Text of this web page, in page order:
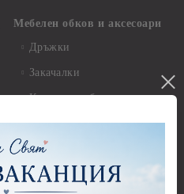
Мебелен обков и аксесоари
Дръжки
Закачалки
Крака за мебели
Други аксесоари, материали
и инструменти
Моливи, маркери, химикали,
пастели и восъци